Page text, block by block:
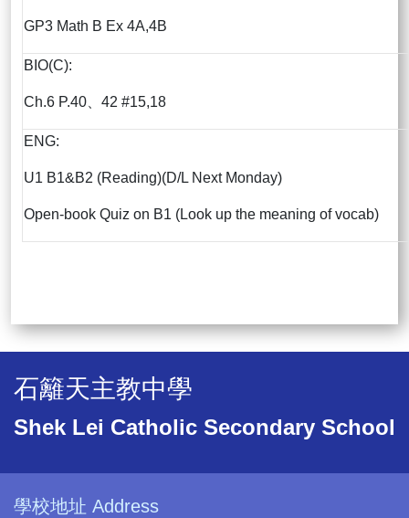
GP3 Math B Ex 4A,4B
BIO(C):
Ch.6 P.40、42 #15,18
ENG:
U1 B1&B2 (Reading)(D/L Next Monday)
Open-book Quiz on B1 (Look up the meaning of vocab)
石籬天主教中學
Shek Lei Catholic Secondary School
學校地址 Address